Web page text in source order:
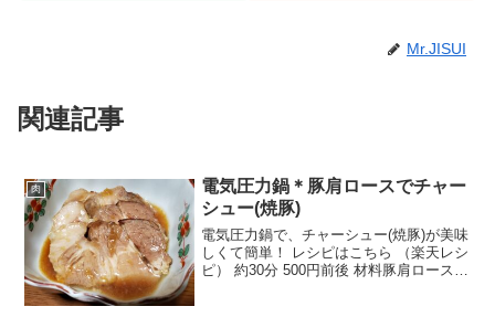
Mr.JISUI
関連記事
肉
電気圧力鍋＊豚肩ロースでチャー
シュー(焼豚)
電気圧力鍋で、チャーシュー(焼豚)が美味
しくて簡単！ レシピはこちら （楽天レシ
ピ） 約30分 500円前後 材料豚肩ロース肉